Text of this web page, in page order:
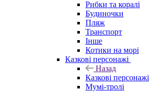
Рибки та коралі
Будиночки
Пляж
Транспорт
Інше
Котики на морі
Казкові персонажі
Назад
Казкові персонажі
Мумі-тролі